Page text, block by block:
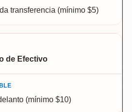
transferencia (mínimo $5)
de Efectivo
(mínimo $10)